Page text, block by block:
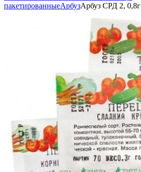
пакетированныеАрбузАрбуз СРД 2, 0,8г